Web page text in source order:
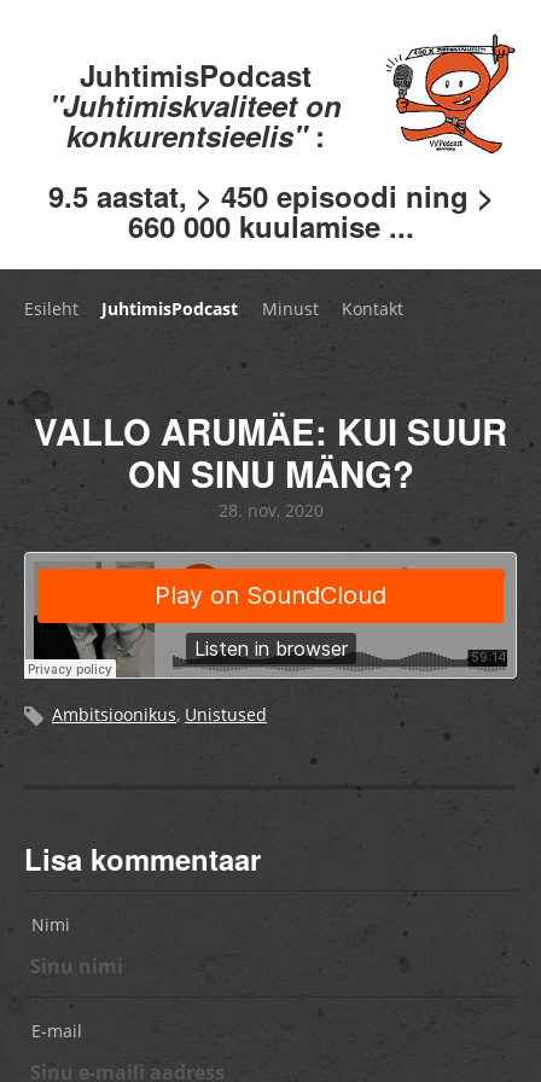
JuhtimisPodcast
"Juhtimiskvaliteet on
konkurentsieelis" :
9.5 aastat, > 450 episoodi ning >
660 000 kuulamise ...
Esileht JuhtimisPodcast Minust Kontakt
VALLO ARUMÄE: KUI SUUR
ON SINU MÄNG?
28. nov, 2020
Ambitsioonikus, Unistused
Lisa kommentaar
Nimi
E-mail